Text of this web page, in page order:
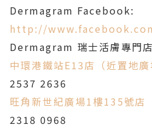
Dermagram Facebook:
http://
Dermagram 瑞士活膚專門店
中環港鐵站E13店（近置地廣
2537 2636
旺角新世紀廣場1樓135號店
2318 0968